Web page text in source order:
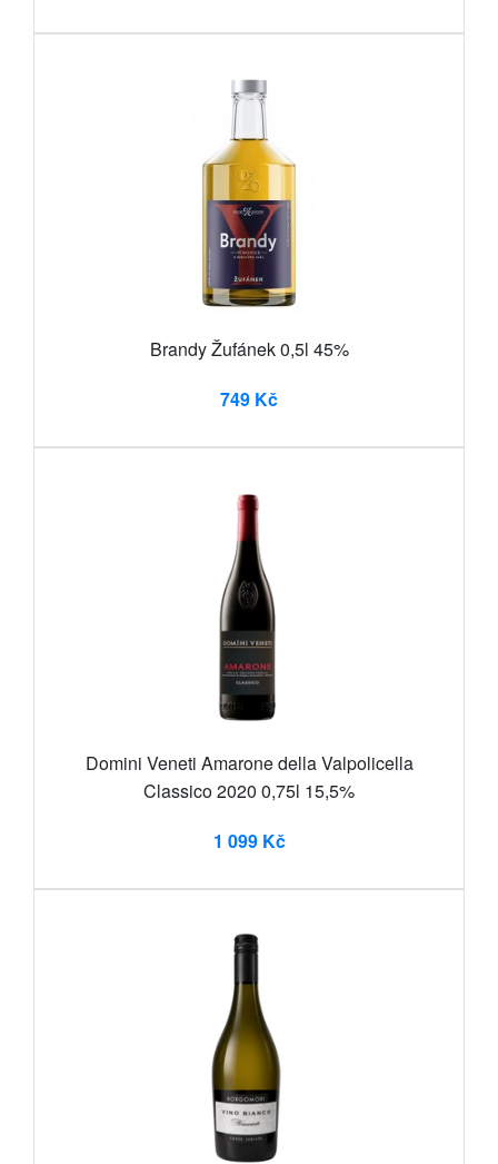
Brandy Žufánek 0,5l 45%
749 Kč
Domini Veneti Amarone della Valpolicella
Classico 2020 0,75l 15,5%
1 099 Kč